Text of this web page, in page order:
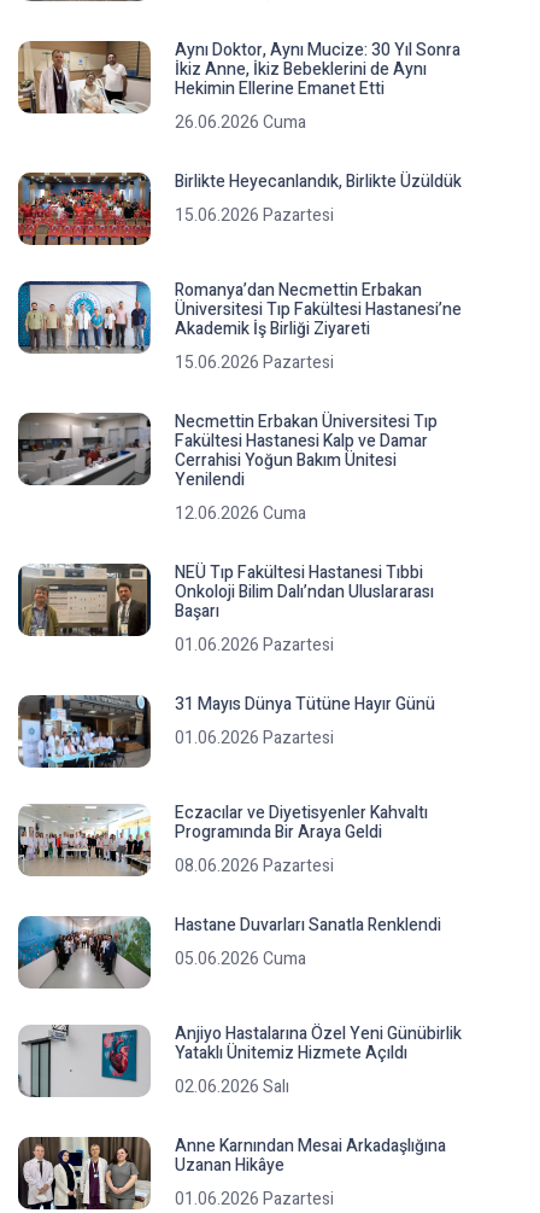
Aynı Doktor, Aynı Mucize: 30 Yıl Sonra
İkiz Anne, İkiz Bebeklerini de Aynı
Hekimin Ellerine Emanet Etti
26.06.2026 Cuma
Birlikte Heyecanlandık, Birlikte Üzüldük
15.06.2026 Pazartesi
Romanya’dan Necmettin Erbakan
Üniversitesi Tıp Fakültesi Hastanesi’ne
Akademik İş Birliği Ziyareti
15.06.2026 Pazartesi
Necmettin Erbakan Üniversitesi Tıp
Fakültesi Hastanesi Kalp ve Damar
Cerrahisi Yoğun Bakım Ünitesi
Yenilendi
12.06.2026 Cuma
NEÜ Tıp Fakültesi Hastanesi Tıbbi
Onkoloji Bilim Dalı’ndan Uluslararası
Başarı
01.06.2026 Pazartesi
31 Mayıs Dünya Tütüne Hayır Günü
01.06.2026 Pazartesi
Eczacılar ve Diyetisyenler Kahvaltı
Programında Bir Araya Geldi
08.06.2026 Pazartesi
Hastane Duvarları Sanatla Renklendi
05.06.2026 Cuma
Anjiyo Hastalarına Özel Yeni Günübirlik
Yataklı Ünitemiz Hizmete Açıldı
02.06.2026 Salı
Anne Karnından Mesai Arkadaşlığına
Uzanan Hikâye
01.06.2026 Pazartesi